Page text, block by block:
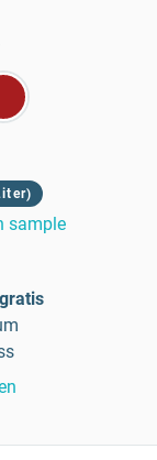
sample
gratis